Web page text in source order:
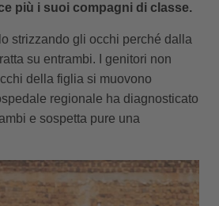
più i suoi compagni di classe.
strizzando gli occhi perché dalla
su entrambi. I genitori non
della figlia si muovono
regionale ha diagnosticato
e sospetta pure una